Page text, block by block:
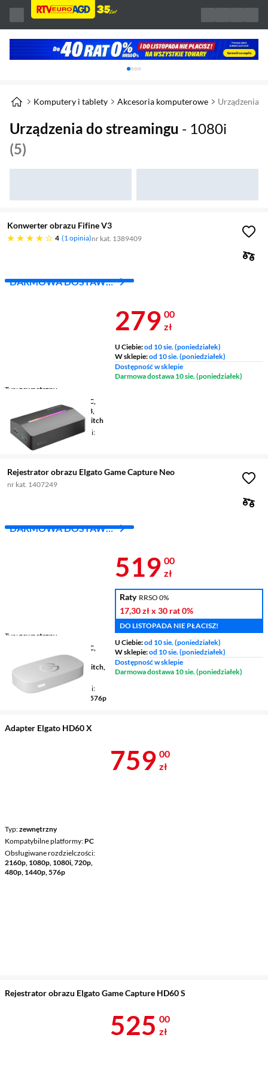
Karuzela z banerami, aktualny element 1 z
Komputery i tablety Akcesoria komputerowe Urządzenia
Urządzenia do streamingu - 1080i
(5)
Konwerter obrazu Fifine V3
4
cztery gwiazdki 1 opinia nr kat. 1389409
DARMOWA DOSTAWA
Typ zewnętrzny
PC,
PlayStation 4, PlayStation 3,
PlayStation 5, Nintendo Switch
Obsługiwane rozdzielczości
1080p, 1080i
Cena 279 zł
279 00
zł
U Ciebie:od 10 sie. (poniedziałek)
W sklepie:od 10 sie. (poniedziałek)
Dostępność w sklepie
Darmowa dostawa 10 sie. (poniedziałek)
Rejestrator obrazu Elgato Game Capture Neo
nr kat. 1407249
DARMOWA DOSTAWA
Typ zewnętrzny
PC,
Xbox One, PlayStation 4,
PlayStation 5, Nintendo Switch,
Obsługiwane rozdzielczości
1080p, 1080i, 720p, 480p, 576p
Cena 519 zł
519 00
zł
Raty RRSO 0%
17,30 złx 30 rat0%
DO LISTOPADA NIE PŁACISZ!
U Ciebie:od 10 sie. (poniedziałek)
W sklepie:od 10 sie. (poniedziałek)
Dostępność w sklepie
Darmowa dostawa 10 sie. (poniedziałek)
Adapter Elgato HD60 X
Typ zewnętrzny
Kompatybilne platformy PC
Obsługiwane rozdzielczości
2160p, 1080p, 1080i, 720p,
480p, 1440p, 576p
Cena 759 zł
759 00
zł
Rejestrator obrazu Elgato Game Capture HD60 S
Cena 525 zł
525 00
zł